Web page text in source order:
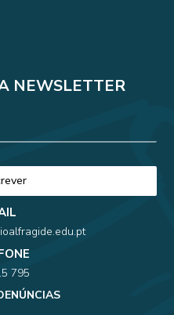
NEWSLETTER
795